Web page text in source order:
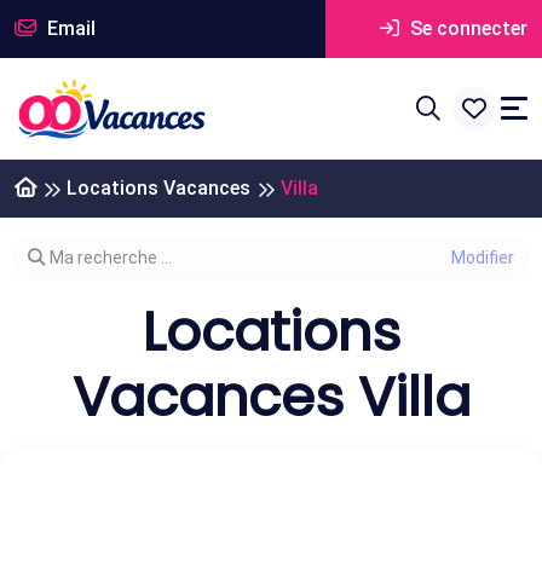
Email Se connecter
Locations Vacances Villa
Modifier votre recherche
Ma recherche ...
Locations
Vacances Villa